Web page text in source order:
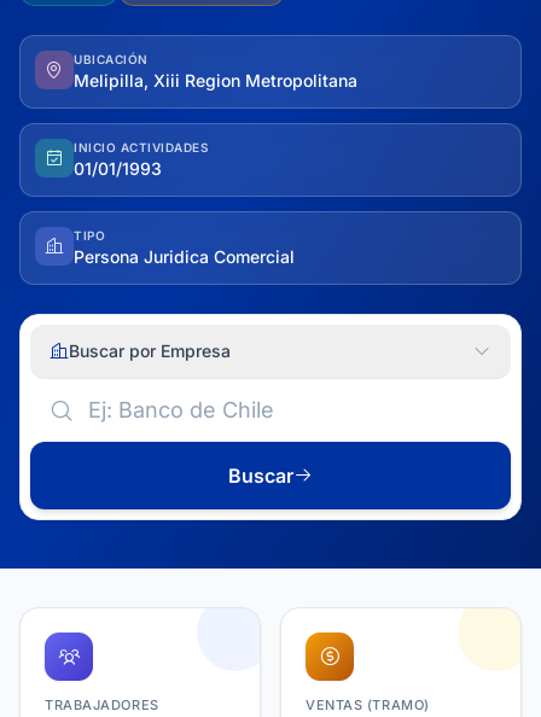
UBICACIÓN
Melipilla, Xiii Region Metropolitana
INICIO ACTIVIDADES
01/01/1993
TIPO
Persona Juridica Comercial
Buscar por Empresa
Buscar
TRABAJADORES VENTAS (TRAMO)